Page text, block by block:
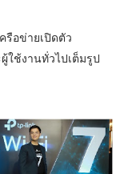
รือข่ายเปิดตัว
ช้งานทั่วไปเต็มรูป